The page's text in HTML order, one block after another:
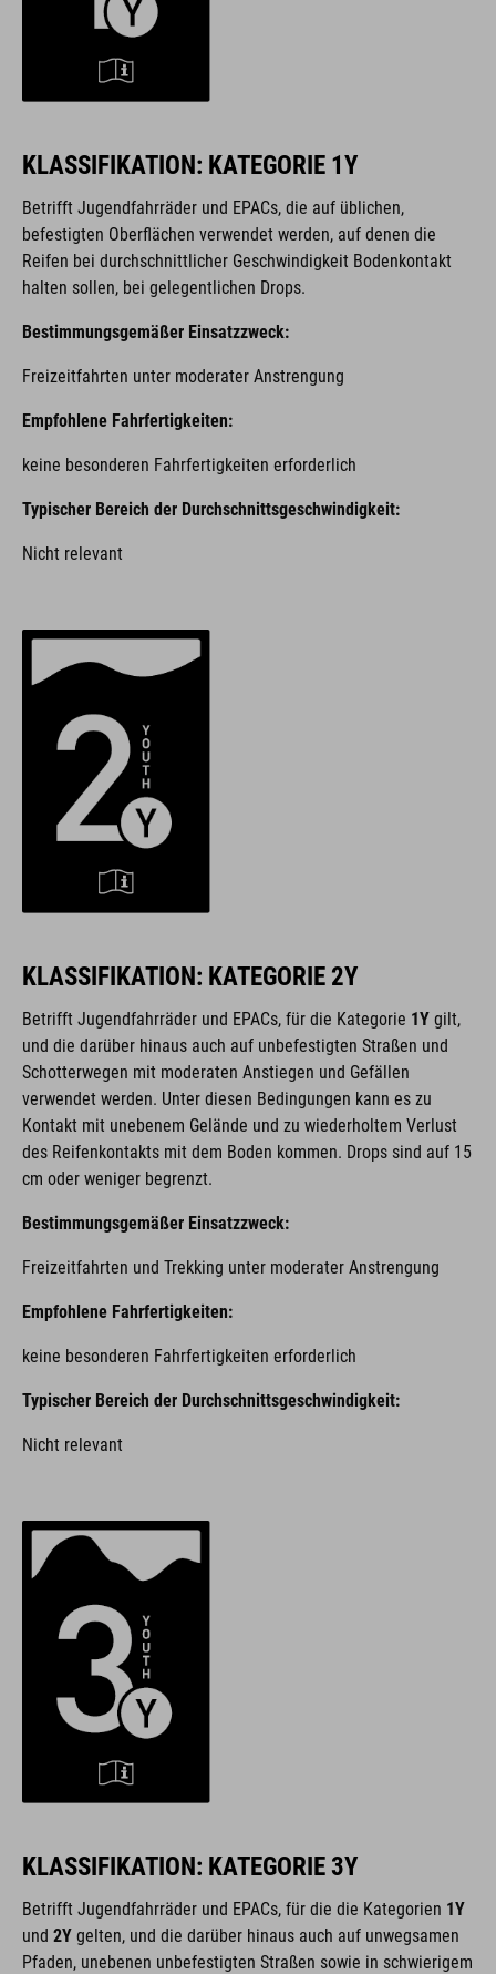
KLASSIFIKATION: KATEGORIE 1Y
Betrifft Jugendfahrräder und EPACs, die auf üblichen,
befestigten Oberflächen verwendet werden, auf denen die
Reifen bei durchschnittlicher Geschwindigkeit Bodenkontakt
halten sollen, bei gelegentlichen Drops.
Bestimmungsgemäßer Einsatzzweck:
Freizeitfahrten unter moderater Anstrengung
Empfohlene Fahrfertigkeiten:
keine besonderen Fahrfertigkeiten erforderlich
Typischer Bereich der Durchschnittsgeschwindigkeit:
Nicht relevant
KLASSIFIKATION: KATEGORIE 2Y
Betrifft Jugendfahrräder und EPACs, für die Kategorie 1Y gilt,
und die darüber hinaus auch auf unbefestigten Straßen und
Schotterwegen mit moderaten Anstiegen und Gefällen
verwendet werden. Unter diesen Bedingungen kann es zu
Kontakt mit unebenem Gelände und zu wiederholtem Verlust
des Reifenkontakts mit dem Boden kommen. Drops sind auf 15
cm oder weniger begrenzt.
Bestimmungsgemäßer Einsatzzweck:
Freizeitfahrten und Trekking unter moderater Anstrengung
Empfohlene Fahrfertigkeiten:
keine besonderen Fahrfertigkeiten erforderlich
Typischer Bereich der Durchschnittsgeschwindigkeit:
Nicht relevant
KLASSIFIKATION: KATEGORIE 3Y
Betrifft Jugendfahrräder und EPACs, für die die Kategorien 1Y
und 2Y gelten, und die darüber hinaus auch auf unwegsamen
Pfaden, unebenen unbefestigten Straßen sowie in schwierigem